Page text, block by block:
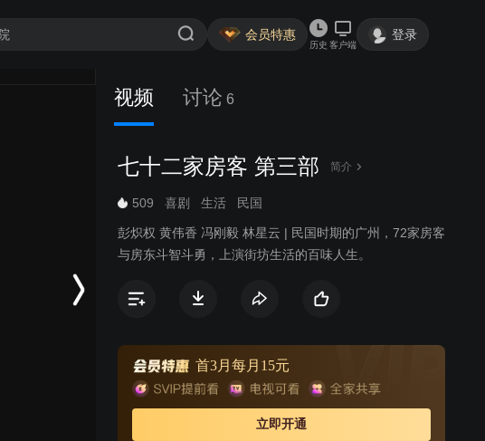
会员特惠
历史 客户端
登录
视频 讨论 6
七十二家房客 第三部 简介
509 喜剧 生活 民国
彭炽权 黄伟香 冯刚毅 林星云 | 民国时期的广州，72家房客
与房东斗智斗勇，上演街坊生活的百味人生。
首3月每月15元
立即开通